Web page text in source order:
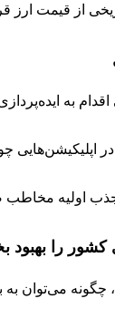
به
اولیه مخاطب
را بهبود
چگونه می‌توان